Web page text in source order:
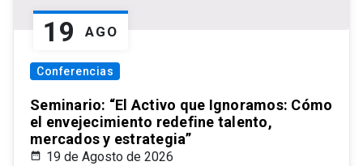
19 AGO
Conferencias
Seminario: “El Activo que Ignoramos: Cómo
el envejecimiento redefine talento,
mercados y estrategia”
19 de Agosto de 2026